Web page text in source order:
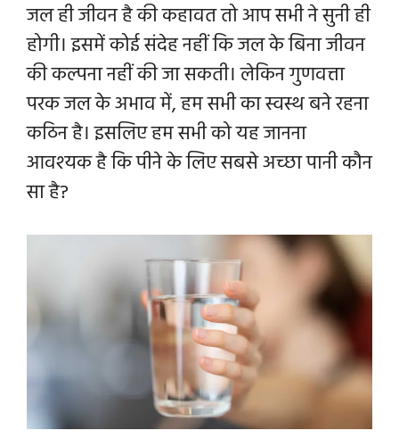
जल ही जीवन है की कहावत तो आप सभी ने सुनी ही
होगी। इसमें कोई संदेह नहीं कि जल के बिना जीवन
की कल्पना नहीं की जा सकती।लेकिन गुणवत्ता
परक जल के अभाव में, हम सभी का स्वस्थ बने रहना
कठिन है। इसलिए हम सभी को यह जानना
आवश्यक है कि पीने के लिए सबसे अच्छा पानी कौन
सा है?